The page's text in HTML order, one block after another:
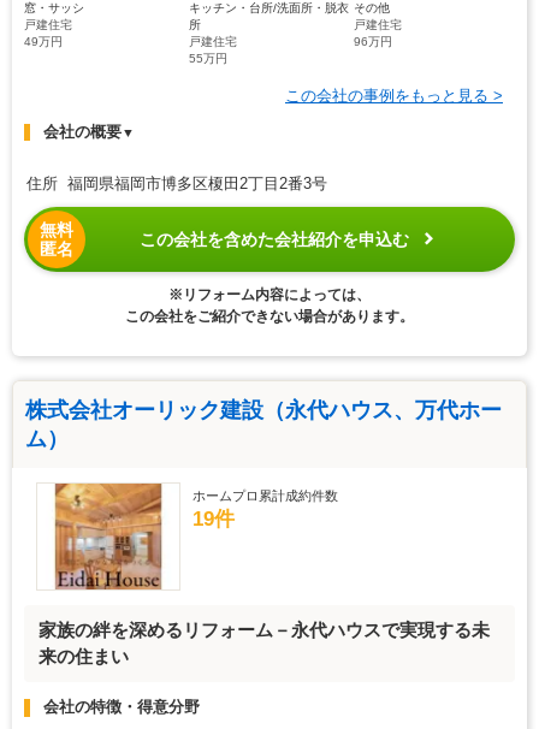
窓・サッシ
戸建住宅
49万円
キッチン・台所/洗面所・脱衣
所
戸建住宅
55万円
その他
戸建住宅
96万円
この会社の事例をもっと見る >
会社の概要▼
住所 福岡県福岡市博多区榎田2丁目2番3号
無料
匿名
この会社を含めた会社紹介を申込む
※リフォーム内容によっては、
この会社をご紹介できない場合があります。
株式会社オーリック建設（永代ハウス、万代ホー
ム）
ホームプロ累計成約件数
19件
家族の絆を深めるリフォーム－永代ハウスで実現する未
来の住まい
会社の特徴・得意分野